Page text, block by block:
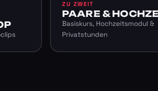
ZU ZWEIT
PAARE &
Basiskurs, Hochzeitsmodul &
Privatstunden